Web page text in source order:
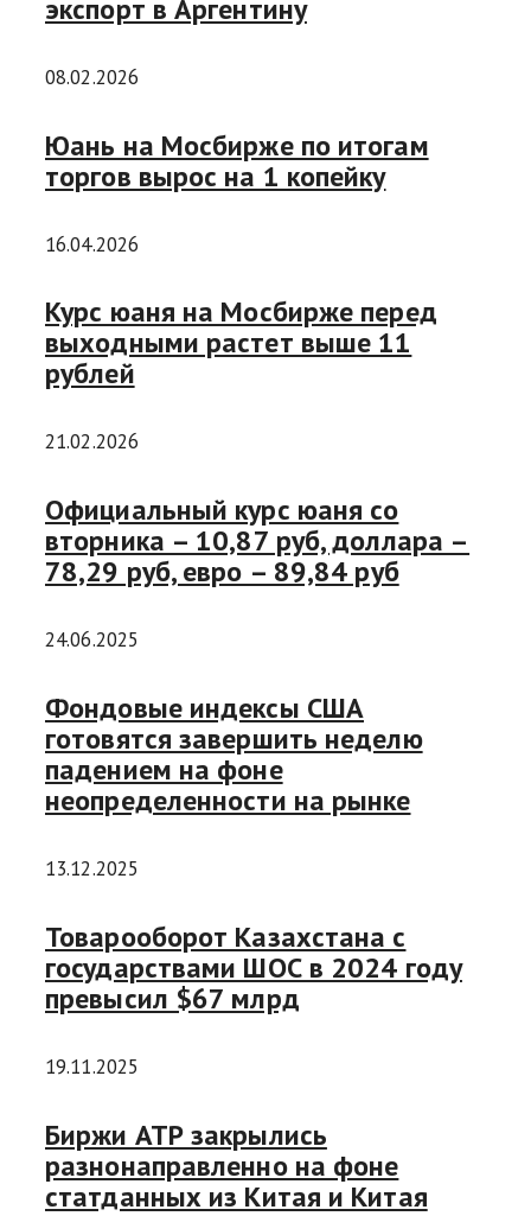
экспорт в Аргентину
08.02.2026
Юань на Мосбирже по итогам
торгов вырос на 1 копейку
16.04.2026
Курс юаня на Мосбирже перед
выходными растет выше 11
рублей
21.02.2026
Официальный курс юаня со
вторника – 10,87 руб, доллара –
78,29 руб, евро – 89,84 руб
24.06.2025
Фондовые индексы США
готовятся завершить неделю
падением на фоне
неопределенности на рынке
13.12.2025
Товарооборот Казахстана с
государствами ШОС в 2024 году
превысил $67 млрд
19.11.2025
Биржи АТР закрылись
разнонаправленно на фоне
статданных из Китая и Китая